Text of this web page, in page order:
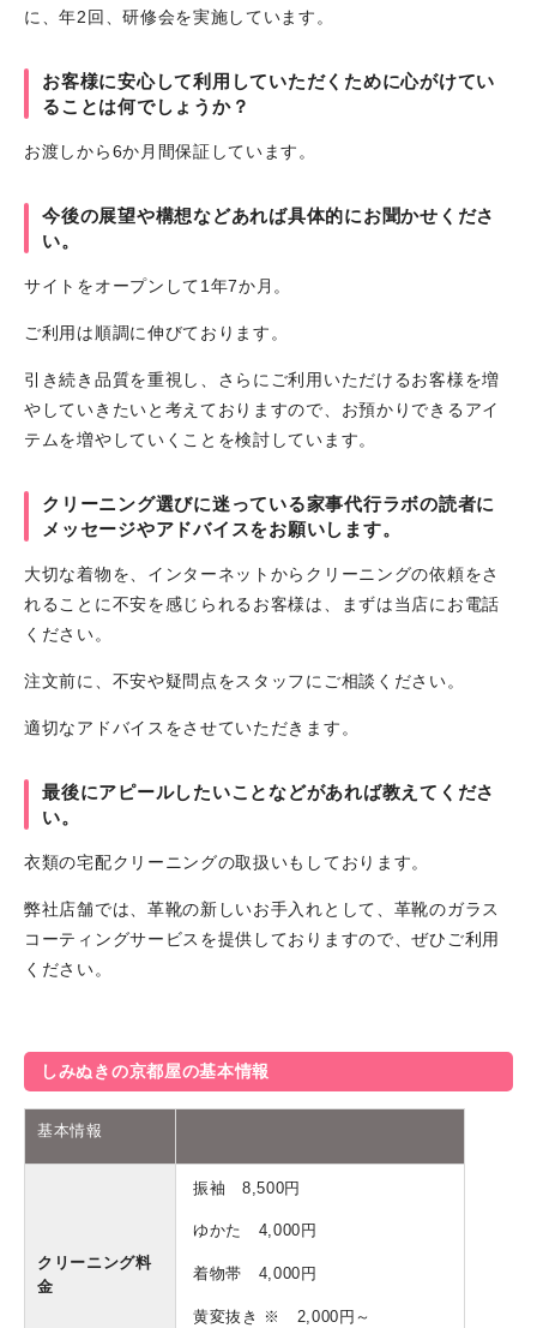
に、年2回、研修会を実施しています。
お客様に安心して利用していただくために心がけてい
ることは何でしょうか？
お渡しから6か月間保証しています。
今後の展望や構想などあれば具体的にお聞かせくださ
い。
サイトをオープンして1年7か月。
ご利用は順調に伸びております。
引き続き品質を重視し、さらにご利用いただけるお客様を増
やしていきたいと考えておりますので、お預かりできるアイ
テムを増やしていくことを検討しています。
クリーニング選びに迷っている家事代行ラボの読者に
メッセージやアドバイスをお願いします。
大切な着物を、インターネットからクリーニングの依頼をさ
れることに不安を感じられるお客様は、まずは当店にお電話
ください。
注文前に、不安や疑問点をスタッフにご相談ください。
適切なアドバイスをさせていただきます。
最後にアピールしたいことなどがあれば教えてくださ
い。
衣類の宅配クリーニングの取扱いもしております。
弊社店舗では、革靴の新しいお手入れとして、革靴のガラス
コーティングサービスを提供しておりますので、ぜひご利用
ください。
しみぬきの京都屋の基本情報
基本情報
クリーニング料
金
振袖 8,500円
ゆかた 4,000円
着物帯 4,000円
黄変抜き ※ 2,000円～